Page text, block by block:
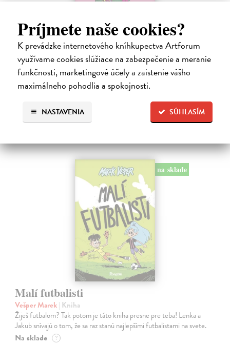
Príjmete naše cookies?
K prevádzke internetového kníhkupectva Artforum
využívame cookies slúžiace na zabezpečenie a meranie
funkčnosti, marketingové účely a zaistenie vášho
maximálneho pohodlia a spokojnosti.
SÚHLASÍM
NASTAVENIA
Ariol 4
Guibert Emmanuel
| Kniha
PEŤULA je krásna a ako pekne vonia! Ariol sedí v triede rovno za ňou
a vo svojich myšlienkach ju zasýpa komplimentami. Dokonca si
predstavuje, ako jej hovorí, že ju miluje.
17,10 €
na sklade
Malí futbalisti
Vešper Marek| Kniha
Žiješ futbalom? Tak potom je táto kniha presne pre teba! Lenka a
Jakub snívajú o tom, že sa raz stanú najlepšími futbalistami na svete.
Na sklade ?